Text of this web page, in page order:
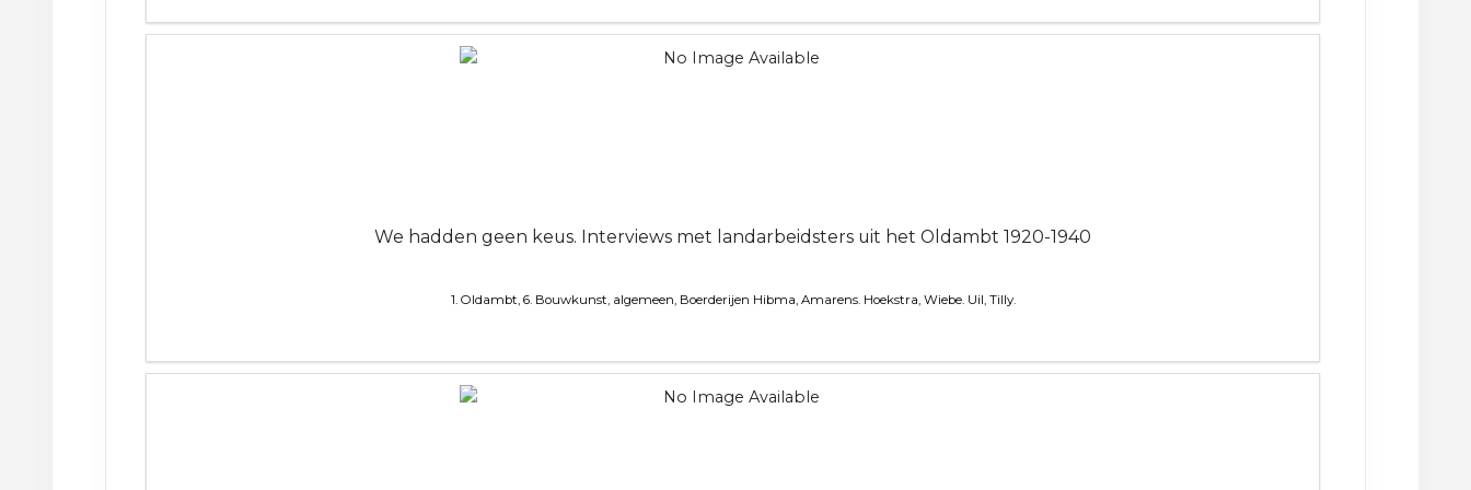
We hadden geen keus. Interviews met landarbeidsters uit het Oldambt 1920-1940
1. Oldambt, 6. Bouwkunst, algemeen, Boerderijen Hibma, Amarens. Hoekstra, Wiebe. Uil, Tilly.